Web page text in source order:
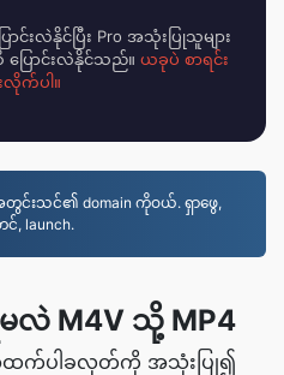
င်းလဲနိုင်ပြီး Pro အသုံးပြုသူများ
ပြောင်းလဲနိုင်သည်။ ယခုပဲ စာရင်း
လိုက်ပါ။
င်းသင်၏ domain ကိုဝယ်. ရှာဖွေ,
, launch.
လဲ M4V သို့ MP4
ထက်ပါခလုတ်ကို အသုံးပြု၍